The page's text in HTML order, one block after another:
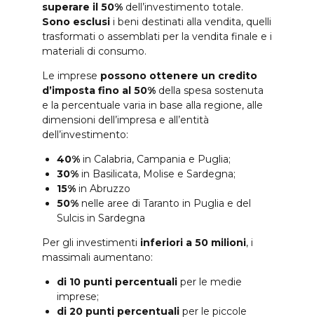
superare il 50% dell’investimento totale.
Sono esclusi i beni destinati alla vendita, quelli
trasformati o assemblati per la vendita finale e i
materiali di consumo.
Le imprese possono ottenere un credito
d’imposta fino al 50% della spesa sostenuta
e la percentuale varia in base alla regione, alle
dimensioni dell’impresa e all’entità
dell’investimento:
40% in Calabria, Campania e Puglia;
30% in Basilicata, Molise e Sardegna;
15% in Abruzzo
50% nelle aree di Taranto in Puglia e del
Sulcis in Sardegna
Per gli investimenti inferiori a 50 milioni, i
massimali aumentano:
di 10 punti percentuali per le medie
imprese;
di 20 punti percentuali per le piccole